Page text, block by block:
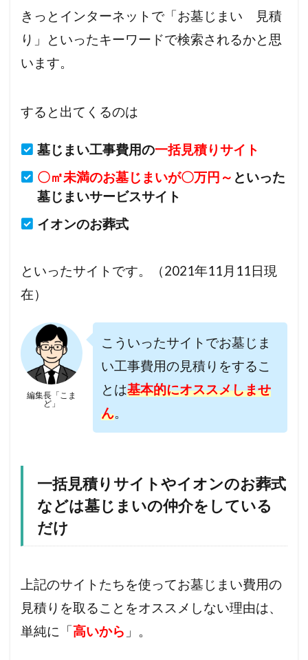
きっとインターネットで「お墓じまい 見積
り」といったキーワードで検索されるかと思
います。
すると出てくるのは
墓じまい工事費用の一括見積りサイト
〇㎡未満のお墓じまいが〇万円～ といった
墓じまいサービスサイト
イオンのお葬式
といったサイトです。（2021年11月11日現
在）
編集長「こま
ど」
こういったサイトでお墓じま
い工事費用の見積りをするこ
とは基本的にオススメしませ
ん。
一括見積りサイトやイオンのお葬式
などは墓じまいの仲介をしている
だけ
上記のサイトたちを使ってお墓じまい費用の
見積りを取ることをオススメしない理由は、
単純に「高いから 」。